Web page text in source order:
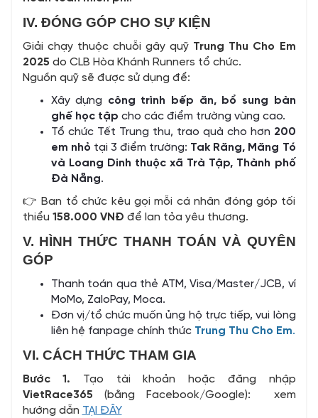
IV. ĐÓNG GÓP CHO SỰ KIỆN
Giải chạy thuộc chuỗi gây quỹ Trung Thu Cho Em
2025 do CLB Hòa Khánh Runners tổ chức.
Nguồn quỹ sẽ được sử dụng để:
Xây dựng công trình bếp ăn, bổ sung bàn
ghế học tập cho các điểm trường vùng cao.
Tổ chức Tết Trung thu, trao quà cho hơn 200
em nhỏ tại 3 điểm trường: Tak Răng, Măng Tó
và Loang Dinh thuộc xã Trà Tập, Thành phố
Đà Nẵng.
👉 Ban tổ chức kêu gọi mỗi cá nhân đóng góp tối
thiểu 158.000 VNĐ để lan tỏa yêu thương.
V. HÌNH THỨC THANH TOÁN VÀ QUYÊN
GÓP
Thanh toán qua thẻ ATM, Visa/Master/JCB, ví
MoMo, ZaloPay, Moca.
Đơn vị/tổ chức muốn ủng hộ trực tiếp, vui lòng
liên hệ fanpage chính thức Trung Thu Cho Em.
VI. CÁCH THỨC THAM GIA
Bước 1. Tạo tài khoản hoặc đăng nhập
VietRace365 (bằng Facebook/Google): xem
hướng dẫn TẠI ĐÂY